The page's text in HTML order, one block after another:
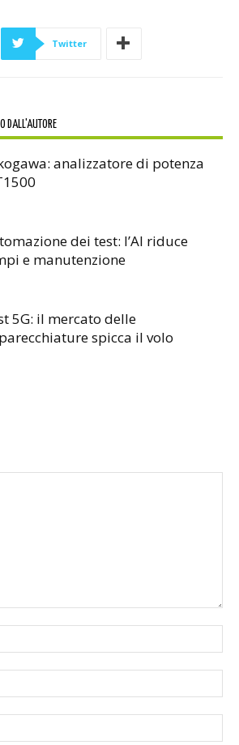
Twitter
DALL'AUTORE
analizzatore di potenza
dei test: l’AI riduce
e manutenzione
5G: il mercato delle
spicca il volo